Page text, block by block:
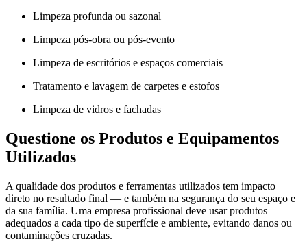
Limpeza profunda ou sazonal
Limpeza pós-obra ou pós-evento
Limpeza de escritórios e espaços comerciais
Tratamento e lavagem de carpetes e estofos
Limpeza de vidros e fachadas
Questione os Produtos e Equipamentos
Utilizados
A qualidade dos produtos e ferramentas utilizados tem impacto
direto no resultado final — e também na segurança do seu espaço e
da sua família. Uma empresa profissional deve usar produtos
adequados a cada tipo de superfície e ambiente, evitando danos ou
contaminações cruzadas.